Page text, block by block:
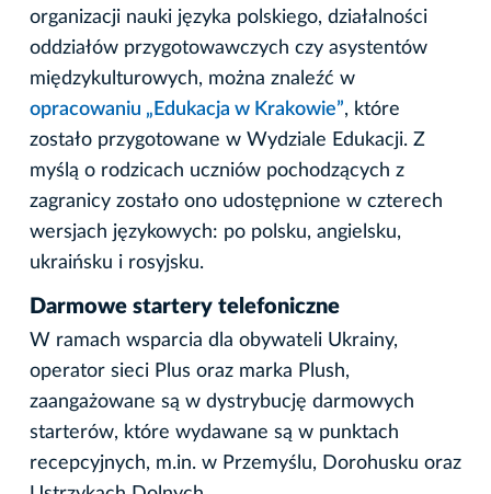
organizacji nauki języka polskiego, działalności
oddziałów przygotowawczych czy asystentów
międzykulturowych, można znaleźć w
opracowaniu „Edukacja w Krakowie”, które
zostało przygotowane w Wydziale Edukacji. Z
myślą o rodzicach uczniów pochodzących z
zagranicy zostało ono udostępnione w czterech
wersjach językowych: po polsku, angielsku,
ukraińsku i rosyjsku.
Darmowe startery telefoniczne
W ramach wsparcia dla obywateli Ukrainy,
operator sieci Plus oraz marka Plush,
zaangażowane są w dystrybucję darmowych
starterów, które wydawane są w punktach
recepcyjnych, m.in. w Przemyślu, Dorohusku oraz